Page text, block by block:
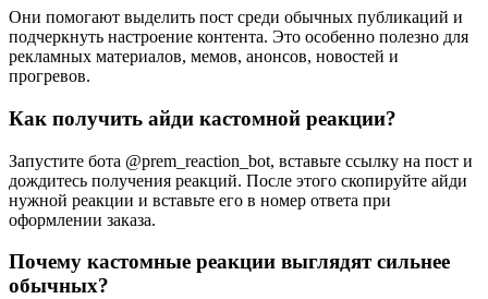
Они помогают выделить пост среди обычных публикаций и
подчеркнуть настроение контента. Это особенно полезно для
рекламных материалов, мемов, анонсов, новостей и
прогревов.
Как получить айди кастомной реакции?
Запустите бота @prem_reaction_bot, вставьте ссылку на пост и
дождитесь получения реакций. После этого скопируйте айди
нужной реакции и вставьте его в номер ответа при
оформлении заказа.
Почему кастомные реакции выглядят сильнее
обычных?